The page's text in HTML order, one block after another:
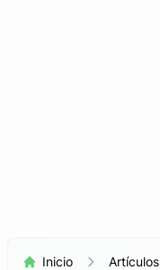
Inicio
Artículos